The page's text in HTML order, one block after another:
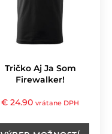
Tričko Aj Ja Som
Firewalker!
€ 24.90 vrátane DPH